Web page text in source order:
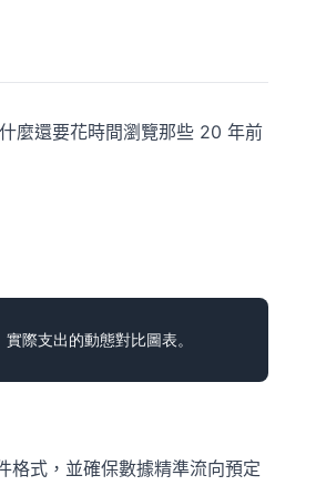
麼還要花時間瀏覽那些 20 年前
式，並確保數據精準流向預定